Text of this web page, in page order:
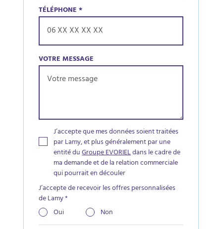
TÉLÉPHONE*
VOTRE MESSAGE
J’accepte que mes données soient traitées
par Lamy, et plus généralement par une
entité duGroupe EVORIELdans le cadre de
ma demande et de la relation commerciale
qui pourrait en découler
J’accepte de recevoir les offres personnalisées
de Lamy*
Oui
Non